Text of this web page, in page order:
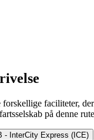
forskellige faciliteter,
på denne
- InterCity Express (ICE)